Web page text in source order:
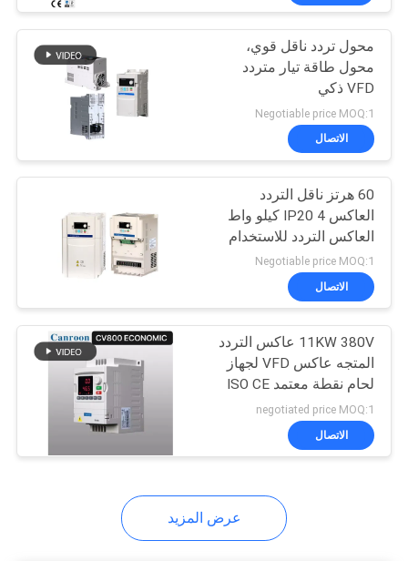
محول تردد ناقل قوي،
محول طاقة تيار متردد
VFD ذكي
Negotiable price MOQ:1
الاتصال
60 هرتز ناقل التردد
العاكس IP20 4 كيلو واط
العاكس التردد للاستخدام
الصناعي
Negotiable price MOQ:1
الاتصال
11KW 380V عاكس التردد
المتجه عاكس VFD لجهاز
لحام نقطة معتمد ISO CE
negotiated price MOQ:1
الاتصال
عرض المزيد